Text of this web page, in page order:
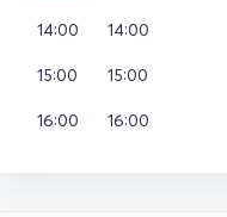
14:00
15:00
16:00
14:00
15:00
16:00